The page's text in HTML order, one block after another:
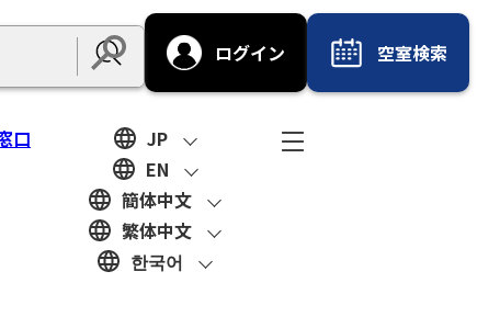
Submit
ログイン 空室検索
口
JP
EN
簡体中文
繁体中文
한국어